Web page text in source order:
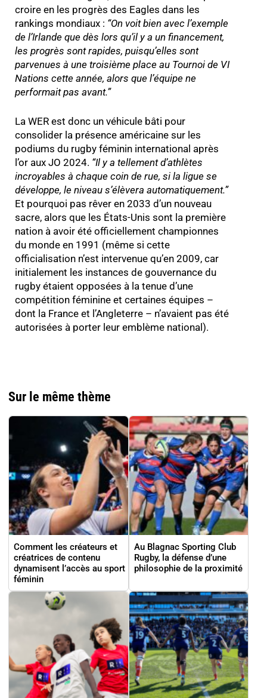
croire en les progrès des Eagles dans les
rankings mondiaux : “On voit bien avec l’exemple
de l’Irlande que dès lors qu’il y a un financement,
les progrès sont rapides, puisqu’elles sont
parvenues à une troisième place au Tournoi de VI
Nations cette année, alors que l’équipe ne
performait pas avant.”
La WER est donc un véhicule bâti pour
consolider la présence américaine sur les
podiums du rugby féminin international après
l’or aux JO 2024. “Il y a tellement d’athlètes
incroyables à chaque coin de rue, si la ligue se
développe, le niveau s’élèvera automatiquement.”
Et pourquoi pas rêver en 2033 d’un nouveau
sacre, alors que les États-Unis sont la première
nation à avoir été officiellement championnes
du monde en 1991 (même si cette
officialisation n’est intervenue qu’en 2009, car
initialement les instances de gouvernance du
rugby étaient opposées à la tenue d’une
compétition féminine et certaines équipes –
dont la France et l’Angleterre – n’avaient pas été
autorisées à porter leur emblème national).
Sur le même thème
Comment les créateurs et
créatrices de contenu
dynamisent l’accès au sport
féminin
Au Blagnac Sporting Club
Rugby, la défense d’une
philosophie de la proximité